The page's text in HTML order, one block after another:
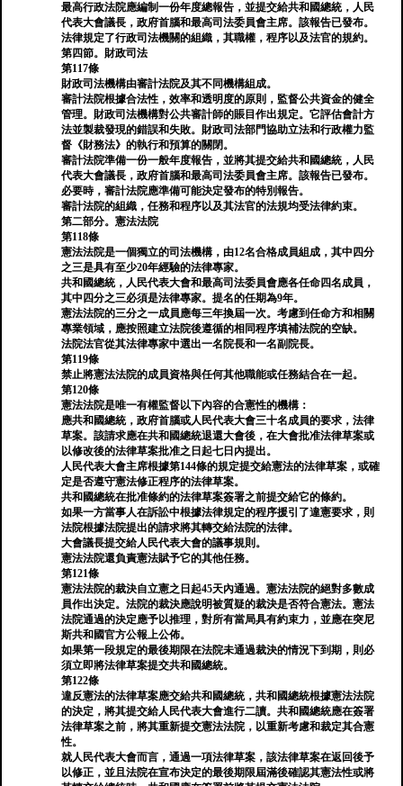
最高行政法院應編制一份年度總報告，並提交給共和國總統，人民
代表大會議長，政府首腦和最高司法委員會主席。該報告已發布。
法律規定了行政司法機關的組織，其職權，程序以及法官的規約。
第四節。財政司法
第117條
財政司法機構由審計法院及其不同機構組成。
審計法院根據合法性，效率和透明度的原則，監督公共資金的健全
管理。財政司法機構對公共審計師的賬目作出規定。它評估會計方
法並製裁發現的錯誤和失敗。財政司法部門協助立法和行政權力監
督《財務法》的執行和預算的關閉。
審計法院準備一份一般年度報告，並將其提交給共和國總統，人民
代表大會議長，政府首腦和最高司法委員會主席。該報告已發布。
必要時，審計法院應準備可能決定發布的特別報告。
審計法院的組織，任務和程序以及其法官的法規均受法律約束。
第二部分。憲法法院
第118條
憲法法院是一個獨立的司法機構，由12名合格成員組成，其中四分
之三是具有至少20年經驗的法律專家。
共和國總統，人民代表大會和最高司法委員會應各任命四名成員，
其中四分之三必須是法律專家。提名的任期為9年。
憲法法院的三分之一成員應每三年換屆一次。考慮到任命方和相關
專業領域，應按照建立法院後遵循的相同程序填補法院的空缺。
法院法官從其法律專家中選出一名院長和一名副院長。
第119條
禁止將憲法法院的成員資格與任何其他職能或任務結合在一起。
第120條
憲法法院是唯一有權監督以下內容的合憲性的機構：
應共和國總統，政府首腦或人民代表大會三十名成員的要求，法律
草案。該請求應在共和國總統退還大會後，在大會批准法律草案或
以修改後的法律草案批准之日起七日內提出。
人民代表大會主席根據第144條的規定提交給憲法的法律草案，或確
定是否遵守憲法修正程序的法律草案。
共和國總統在批准條約的法律草案簽署之前提交給它的條約。
如果一方當事人在訴訟中根據法律規定的程序援引了違憲要求，則
法院根據法院提出的請求將其轉交給法院的法律。
大會議長提交給人民代表大會的議事規則。
憲法法院還負責憲法賦予它的其他任務。
第121條
憲法法院的裁決自立憲之日起45天內通過。憲法法院的絕對多數成
員作出決定。法院的裁決應說明被質疑的裁決是否符合憲法。憲法
法院通過的決定應予以推理，對所有當局具有約束力，並應在突尼
斯共和國官方公報上公佈。
如果第一段規定的最後期限在法院未通過裁決的情況下到期，則必
須立即將法律草案提交共和國總統。
第122條
違反憲法的法律草案應交給共和國總統，共和國總統根據憲法法院
的決定，將其提交給人民代表大會進行二讀。共和國總統應在簽署
法律草案之前，將其重新提交憲法法院，以重新考慮和裁定其合憲
性。
就人民代表大會而言，通過一項法律草案，該法律草案在返回後予
以修正，並且法院在宣布決定的最後期限屆滿後確認其憲法性或將